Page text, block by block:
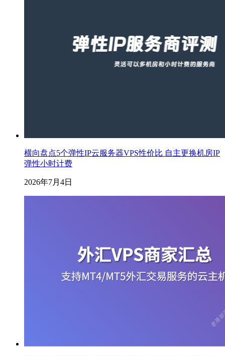
横向盘点5个弹性IP云服务器VPS性价比 自主更换机房IP
弹性小时计费
2026年7月4日